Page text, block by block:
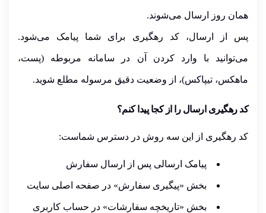
همان روز ارسال می‌شوند.
پس از ارسال، کد رهگیری برای شما پیامک می‌شود.
می‌توانید با وارد کردن آن در سامانه مربوطه (پست،
ماهکس، تیپاکس)، از وضعیت دقیق مرسوله مطلع شوید.
کد رهگیری ارسال را از کجا پیدا کنم؟
کد رهگیری از این سه روش در دسترس شماست:
پیامک ارسالی پس از ارسال سفارش
بخش «پیگیری سفارش» در صفحه اصلی سایت
بخش «تاریخچه سفارشات» در حساب کاربری